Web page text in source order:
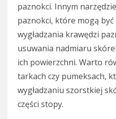
paznokci. Innym
paznokci, które mogą
wygładzania krawędzi
usuwania nadmiaru
ich powierzchni. Warto
tarkach czy pumeksach,
wygładzaniu szorstkiej
części stopy.